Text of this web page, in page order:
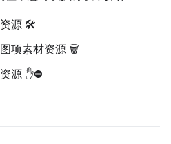
资源 🛠️
项素材资源 🗑️
源 ✋⛔